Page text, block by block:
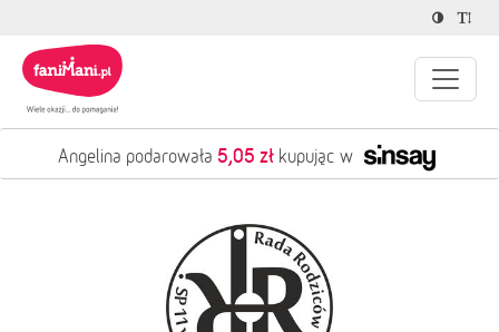
Angelina podarowała 5,05 zł kupując w